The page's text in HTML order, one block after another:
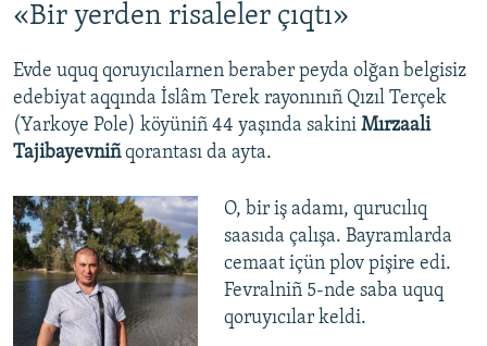
«Bir yerden risaleler çıqtı»
Evde uquq qoruyıcılarnen beraber peyda olğan belgisiz
edebiyat aqqında İslâm Terek rayonınıñ Qızıl Terçek
(Yarkoye Pole) köyüniñ 44 yaşında sakini Mırzaali
Tajibayevniñqorantası da ayta.
O, bir iş adamı, qurucılıq
saasıda çalışa. Bayramlarda
cemaat içün plov pişire edi.
Fevralniñ 5-nde saba uquq
qoruyıcılar keldi.